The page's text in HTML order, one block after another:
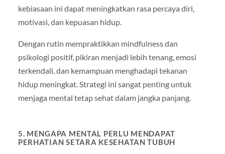
kebiasaan ini dapat meningkatkan rasa percaya diri,
motivasi, dan kepuasan hidup.
Dengan rutin mempraktikkan mindfulness dan
psikologi positif, pikiran menjadi lebih tenang, emosi
terkendali, dan kemampuan menghadapi tekanan
hidup meningkat. Strategi ini sangat penting untuk
menjaga mental tetap sehat dalam jangka panjang.
5. MENGAPA MENTAL PERLU MENDAPAT
PERHATIAN SETARA KESEHATAN TUBUH